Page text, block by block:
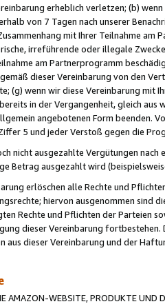
erheblich verletzen; (b)
von 7 Tagen nach unserer
mit Ihrer Teilnahme am
irreführende oder illegale
am Partnerprogramm
dieser Vereinbarung von den
(g) wenn wir diese Vereinbarung mit
in der Vergangenheit, gleich
angebotenen Form beenden.
5 und jeder Verstoß gegen die
nicht ausgezahlte Vergütungen
Betrag ausgezahlt wird
erlöschen alle Rechte und
hiervon ausgenommen sind
Rechte und Pflichten der Parteien
dieser Vereinbarung
aus dieser Vereinbarung und der
AMAZON-WEBSITE, PRODUKTE UND